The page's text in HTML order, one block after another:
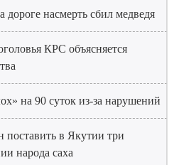
дороге насмерть сбил медведя
КРС объясняется
на 90 суток из-за нарушений
поставить в Якутии три
народа саха